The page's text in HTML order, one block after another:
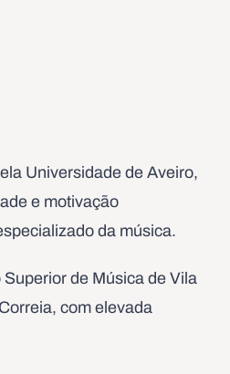
Universidade de Aveiro,
e motivação
da música.
de Música de Vila
com elevada